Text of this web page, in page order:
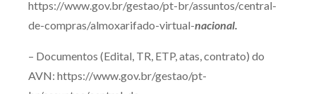
https://www.gov.br/gestao/pt-br/assuntos/central-
de-compras/almoxarifado-virtual-nacional.
– Documentos (Edital, TR, ETP, atas, contrato) do
AVN: https://www.gov.br/gestao/pt-